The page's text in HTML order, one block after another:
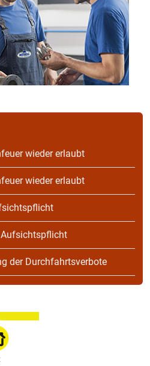
wieder erlaubt
wieder erlaubt
der Durchfahrtsverbote